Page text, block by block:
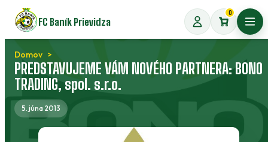
Preskočiť
na
obsah
FC Baník Prievidza
0
Domov
PREDSTAVUJEME VÁM NOVÉHO PARTNERA: BONO
TRADING, spol. s.r.o.
5. júna 2013